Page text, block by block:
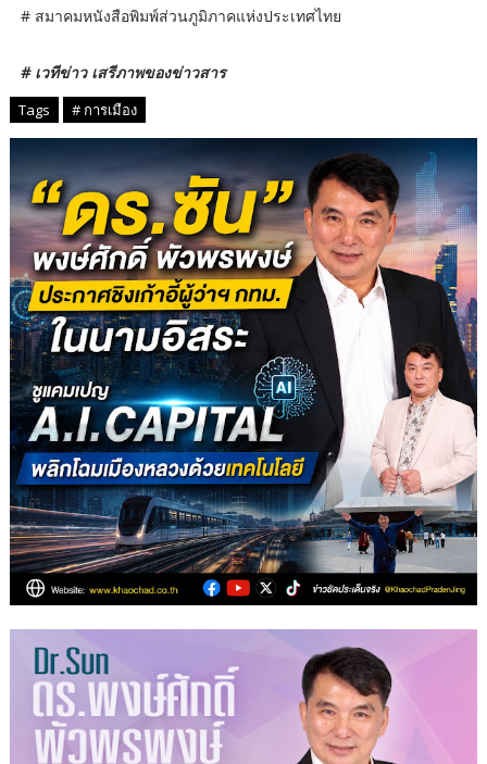
# สมาคมหนังสือพิมพ์ส่วนภูมิภาคแห่งประเทศไทย
# เวทีข่าว เสรีภาพของข่าวสาร
Tags # การเมือง